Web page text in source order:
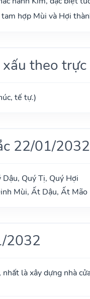
hợp Mùi và Hợi
theo
tế tự.)
22/01/2032
Quý Tị, Quý Hợi
Mùi, Ất Dậu, Ất Mão
2032
là xây dựng nhà